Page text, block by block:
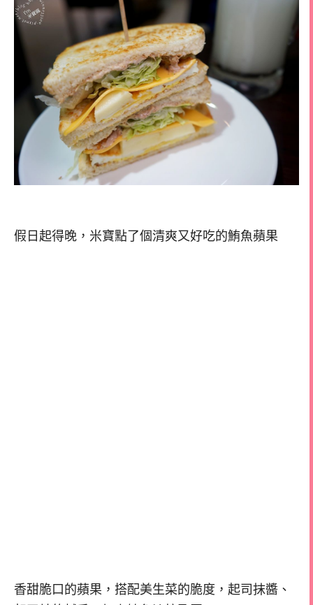
假日起得晚，米寶點了個清爽又好吃的鮪魚蘋果
香甜脆口的蘋果，搭配美生菜的脆度，起司抹醬、